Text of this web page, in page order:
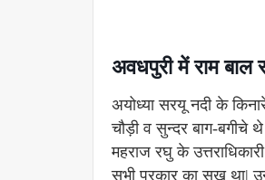
अवधपुरी में राम
अयोध्या सरयू नदी के
चौड़ी व सुन्दर बाग-बगीचे
महराज रघु के
सभी प्रकार का सुख था|